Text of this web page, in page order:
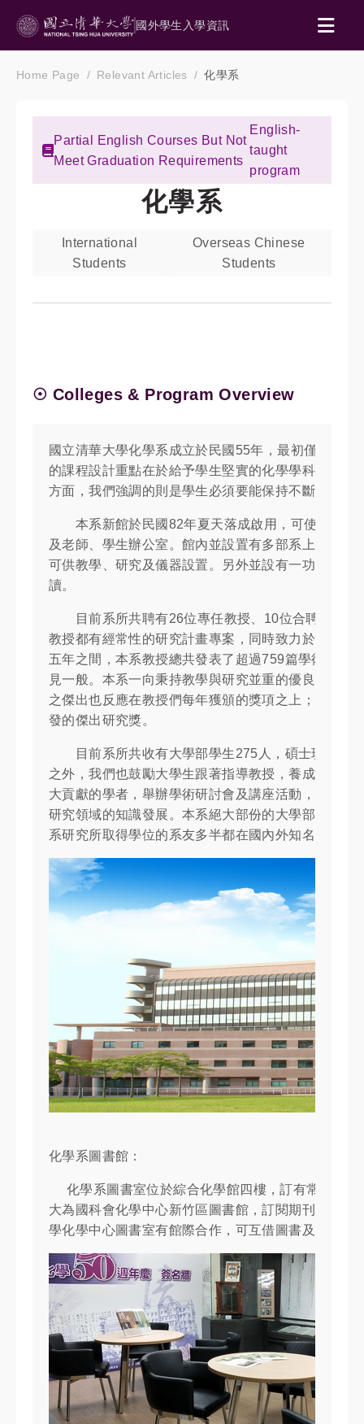
國外學生入學資訊
Home Page Relevant Articles 化學系
Partial English Courses But Not
Meet Graduation Requirements
English-
taught
program
化學系
International
Students
Overseas Chinese
Students
☉ Colleges & Program Overview
國立清華大學化學系成立於民國55年，最初僅設大
的課程設計重點在於給予學生堅實的化學學科基礎
方面，我們強調的則是學生必須要能保持不斷的學
本系新館於民國82年夏天落成啟用，可使用面積
及老師、學生辦公室。館內並設置有多部系上及貴
可供教學、研究及儀器設置。另外並設有一功能齊
讀。
目前系所共聘有26位專任教授、10位合聘教授、
教授都有經常性的研究計畫專案，同時致力於學術
五年之間，本系教授總共發表了超過759篇學術研究
見一般。本系一向秉持教學與研究並重的優良傳統
之傑出也反應在教授們每年獲頒的獎項之上；大部
發的傑出研究獎。
目前系所共收有大學部學生275人，碩士班學生
之外，我們也鼓勵大學生跟著指導教授，養成主動
大貢獻的學者，舉辦學術研討會及講座活動，提供
研究領域的知識發展。本系絕大部份的大學部同學
系研究所取得學位的系友多半都在國內外知名大學
化學系圖書館：
化學系圖書室位於綜合化學館四樓，訂有常用期刊
大為國科會化學中心新竹區圖書館，訂閱期刊及購
學化學中心圖書室有館際合作，可互借圖書及複印論